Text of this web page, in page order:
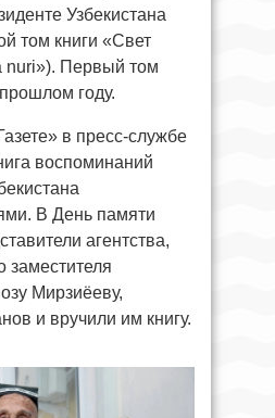
Узбекистана
том книги «Свет
nuri»). Первый том
году.
в пресс-службе
воспоминаний
В День памяти
агентства,
заместителя
Мирзиёеву,
и вручили им книгу.